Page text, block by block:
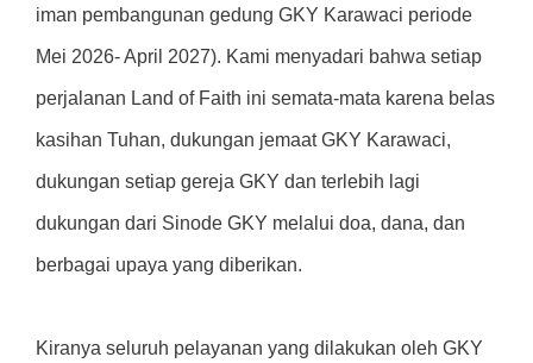
iman pembangunan gedung GKY Karawaci periode
Mei 2026- April 2027). Kami menyadari bahwa setiap
perjalanan Land of Faith ini semata-mata karena belas
kasihan Tuhan, dukungan jemaat GKY Karawaci,
dukungan setiap gereja GKY dan terlebih lagi
dukungan dari Sinode GKY melalui doa, dana, dan
berbagai upaya yang diberikan.
Kiranya seluruh pelayanan yang dilakukan oleh GKY